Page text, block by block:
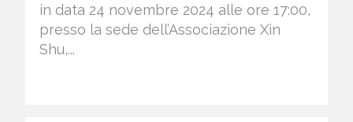
in data 24 novembre 2024 alle ore 17:00,
presso la sede dell’Associazione Xin
Shu,...